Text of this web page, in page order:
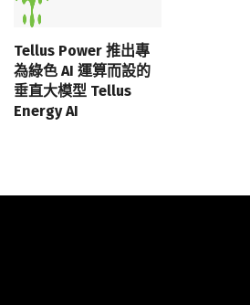
Tellus Power 推出專
為綠色 AI 運算而設的
垂直大模型 Tellus
Energy AI